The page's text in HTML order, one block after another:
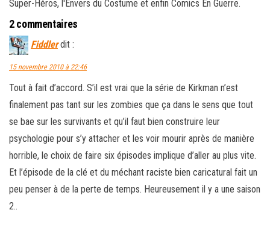
Super-Héros, l'Envers du Costume et enfin Comics En Guerre.
2 commentaires
Fiddler dit :
15 novembre 2010 à 22:46
Tout à fait d’accord. S’il est vrai que la série de Kirkman n’est
finalement pas tant sur les zombies que ça dans le sens que tout
se bae sur les survivants et qu’il faut bien construire leur
psychologie pour s’y attacher et les voir mourir après de manière
horrible, le choix de faire six épisodes implique d’aller au plus vite.
Et l’épisode de la clé et du méchant raciste bien caricatural fait un
peu penser à de la perte de temps. Heureusement il y a une saison
2..